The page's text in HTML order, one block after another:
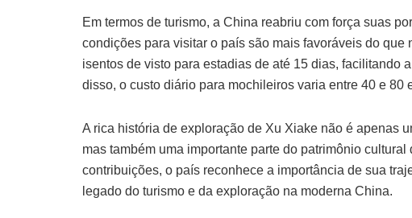
Em termos de turismo, a China reabriu com força suas
condições para visitar o país são mais favoráveis do
isentos de visto para estadias de até 15 dias, facilitando
disso, o custo diário para mochileiros varia entre 40 e 80
A rica história de exploração de Xu Xiake não é apenas
mas também uma importante parte do patrimônio
contribuições, o país reconhece a importância de sua
legado do turismo e da exploração na moderna China.